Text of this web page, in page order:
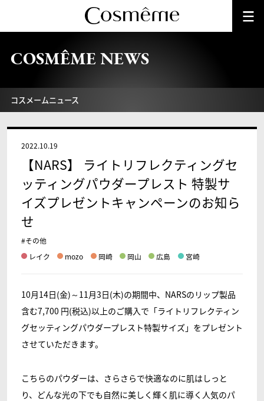
COSMÊME NEWS
コスメームニュース
2022.10.19
【NARS】 ライトリフレクティングセ
ッティングパウダープレスト 特製サ
イズプレゼントキャンペーンのお知ら
せ
#その他
レイク
mozo 岡崎 岡山 広島 宮崎
10月14日(金)～11月3日(木)の期間中、NARSのリップ製品
含む7,700 円(税込)以上のご購入で「ライトリフレクティン
グセッティングパウダープレスト特製サイズ」をプレゼント
させていただきます。
こちらのパウダーは、さらさらで快適なのに肌はしっと
り、どんな光の下でも自然に美しく輝く肌に導く人気のパ